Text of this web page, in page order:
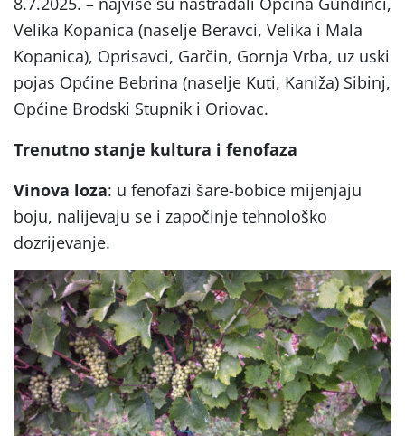
Velika Kopanica (naselje Beravci, Velika i Mala
Kopanica), Oprisavci, Garčin, Gornja Vrba, uz uski
pojas Općine Bebrina (naselje Kuti, Kaniža) Sibinj,
Općine Brodski Stupnik i Oriovac.
Trenutno stanje kultura i fenofaza
Vinova loza: u fenofazi šare-bobice mijenjaju
boju, nalijevaju se i započinje tehnološko
dozrijevanje.